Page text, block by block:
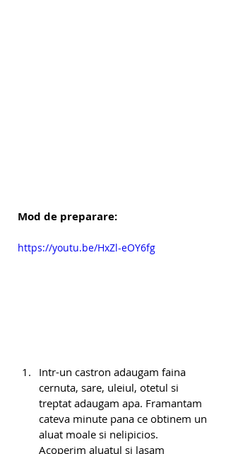
Mod de preparare:
https://youtu.be/HxZl-eOY6fg
Intr-un castron adaugam faina
cernuta, sare, uleiul, otetul si
treptat adaugam apa. Framantam
cateva minute pana ce obtinem un
aluat moale si nelipicios.
Acoperim aluatul si lasam